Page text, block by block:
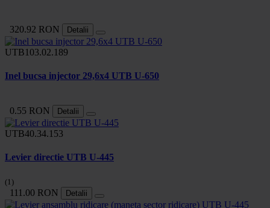
320.92 RON Detalii
UTB103.02.189
Inel bucsa injector 29,6x4 UTB U-650
0.55 RON Detalii
UTB40.34.153
Levier directie UTB U-445
(1)
111.00 RON Detalii